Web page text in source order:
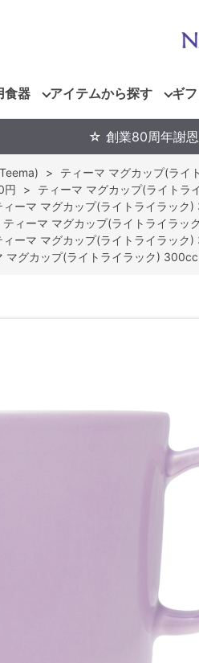
食器 アイテムから探す ギ
☆ 創業80周年謝
>
ティーマ マグカップ(ラ
円 >
ティーマ マグカップ(ライト
ィーマ マグカップ(ライトライラッ
ティーマ マグカップ(ライトライラ
ィーマ マグカップ(ライトライラッ
マグカップ(ライトライラック)